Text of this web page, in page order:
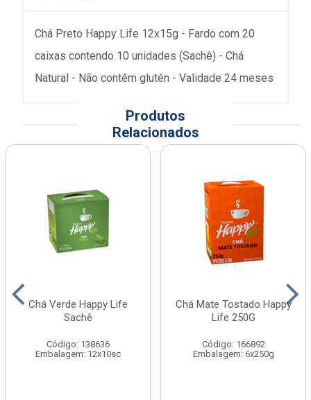
Chá Preto Happy Life 12x15g - Fardo com 20
caixas contendo 10 unidades (Sachê) - Chá
Natural - Não contém glutén - Validade 24 meses
Produtos
Relacionados
Chá Verde Happy Life
Sachê
Código: 138636
Embalagem: 12x10sc
Chá Mate Tostado Happy
Life 250G
Código: 166892
Embalagem: 6x250g